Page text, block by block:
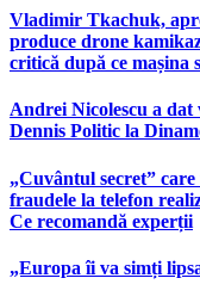
Vladimir Tkachuk,
produce drone
critică după ce mașina
Andrei Nicolescu a
Dennis Politic la
„Cuvântul secret”
fraudele la telefon
Ce recomandă experții
„Europa îi va simți